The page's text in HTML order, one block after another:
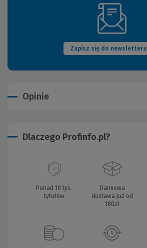
Zapisz się do newslettera
(Nowe
okno)
Opinie
Dlaczego Profinfo.pl?
Ponad 10 tys.
tytułów
Darmowa
dostawa już od
180zł